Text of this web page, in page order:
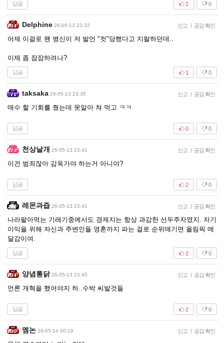
답글 0
2
Delphine 26-05-13 23:32 신고 | 공감 확인
어제 이걸로 왠 병신이 저 발언 "컷"당했다고 지랄하던데..
이제 좀 잠잠하려나?
답글 0
1
taksaka 26-05-13 23:35 신고 | 공감 확인
매수 할 기회를 줬는데 못알아 쳐 먹고 ㅋㅋ
답글 0
0
천상날개 26-05-13 23:41 신고 | 공감 확인
이건 범죄잖아 감옥가야 하는거 아니야?
답글 0
2
레몬과즙 26-05-13 23:41 신고 | 공감 확인
나라팔아먹는 기레기중에서도 경제지는 항상 과감한 선두주자였지. 자기
이익을 위해 자신과 주변인들 영혼까지 파는 걸로 순위매기면 올림픽 메
달감이여.
답글 0
2
양념통닭 26-05-13 23:45 신고 | 공감 확인
언론 개혁을 했어야지 하..수박 씨발것들
답글 0
2
멤논 26-05-14 00:19 신고 | 공감 확인